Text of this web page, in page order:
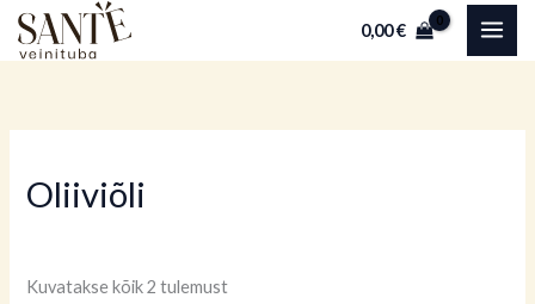
Skip
0,00€
Oliiviõli
Kuvatakse kõik 2 tulemust